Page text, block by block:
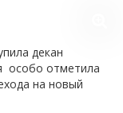
декан
особо отметила
на новый